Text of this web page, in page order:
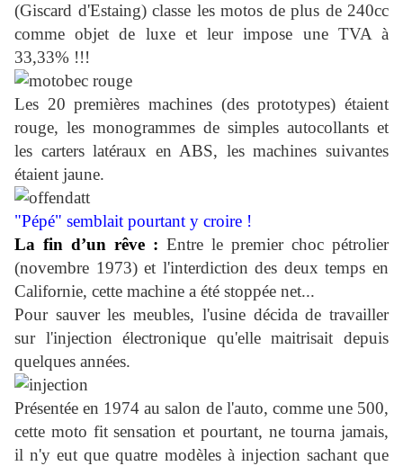
(Giscard d'Estaing) classe les motos de plus de 240cc
comme objet de luxe et leur impose une TVA à
33,33% !!!
Les 20 premières machines (des prototypes) étaient
rouge, les monogrammes de simples autocollants et
les carters latéraux en ABS, les machines suivantes
étaient jaune.
"Pépé" semblait pourtant y croire !
La fin d’un rêve : Entre le premier choc pétrolier
(novembre 1973) et l'interdiction des deux temps en
Californie, cette machine a été stoppée net...
Pour sauver les meubles, l'usine décida de travailler
sur l'injection électronique qu'elle maitrisait depuis
quelques années.
Présentée en 1974 au salon de l'auto, comme une 500,
cette moto fit sensation et pourtant, ne tourna jamais,
il n'y eut que quatre modèles à injection sachant que